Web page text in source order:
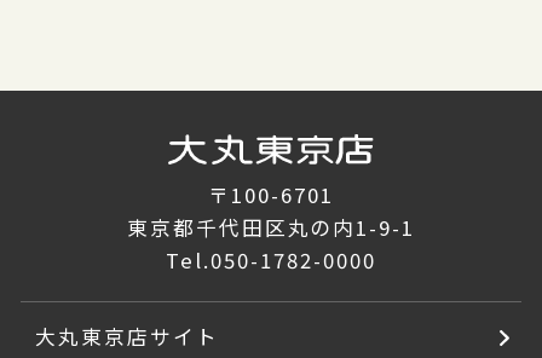
〒100-6701
東京都千代田区丸の内1-9-1
Tel.050-1782-0000
大丸東京店サイト